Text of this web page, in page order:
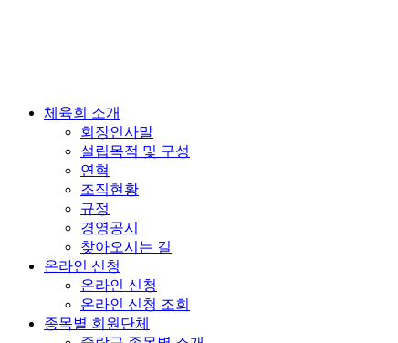
체육회 소개
회장인사말
설립목적 및 구성
연혁
조직현황
규정
경영공시
찾아오시는 길
온라인 신청
온라인 신청
온라인 신청 조회
종목별 회원단체